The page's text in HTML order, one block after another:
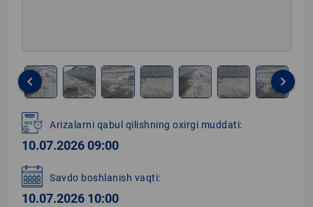
1
of
8
keyboard_arrow_left keyboard_arrow_right
Arizalarni qabul qilishning oxirgi muddati:
10.07.2026 09:00
Savdo boshlanish vaqti:
10.07.2026 10:00